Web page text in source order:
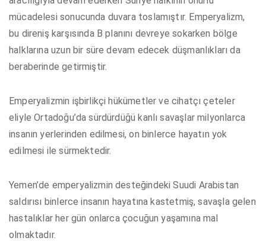
mücadelesi sonucunda duvara toslamıştır. Emperyalizm,
bu direniş karşısında B planını devreye sokarken bölge
halklarına uzun bir süre devam edecek düşmanlıkları da
beraberinde getirmiştir.
Emperyalizmin işbirlikçi hükümetler ve cihatçı çeteler
eliyle Ortadoğu’da sürdürdüğü kanlı savaşlar milyonlarca
insanın yerlerinden edilmesi, on binlerce hayatın yok
edilmesi ile sürmektedir.
Yemen’de emperyalizmin desteğindeki Suudi Arabistan
saldırısı binlerce insanın hayatına kastetmiş, savaşla gelen
hastalıklar her gün onlarca çocuğun yaşamına mal
olmaktadır.